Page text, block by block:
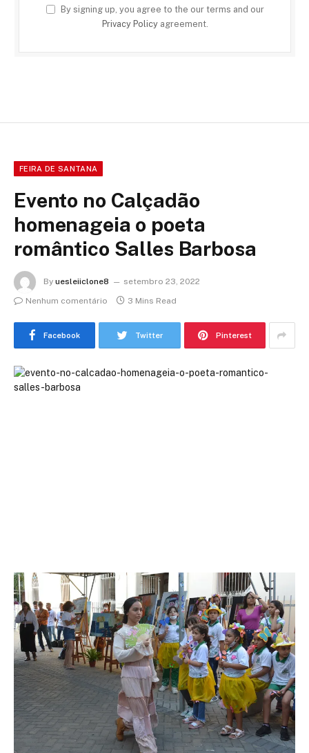
By signing up, you agree to the our terms and our
Privacy Policyagreement.
FEIRA DE SANTANA
Evento no Calçadão
homenageia o poeta
romântico Salles Barbosa
By uesleiiclone8
setembro 23, 2022
Nenhum comentário
3 Mins Read
Facebook Twitter Pinterest